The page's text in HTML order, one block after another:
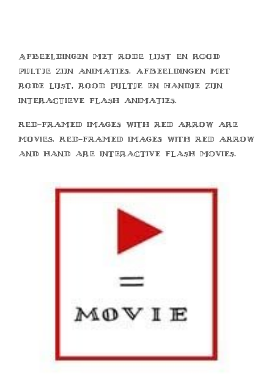
Afbeeldingen met rode lijst en rood
pijltje zijn animaties. Afbeeldingen met
rode lijst, rood pijltje en handje zijn
interactieve flash animaties.
Red-framed images with red arrow are
movies. Red-framed images with red arrow
and hand are interactive flash movies.